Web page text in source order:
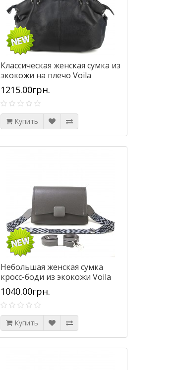
Классическая женская сумка из
экокожи на плечо Voila
635150-2 черная
1215.00грн.
Купить
Небольшая женская сумка
кросс-боди из экокожи Voila
57049158-62 серая
1040.00грн.
Купить